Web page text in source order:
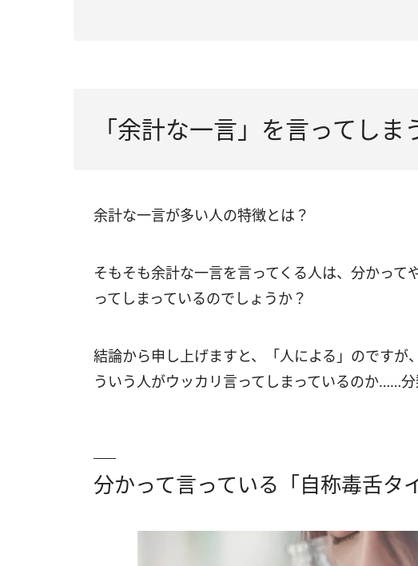
「余計な一言」を言ってしま
余計な一言が多い人の特徴とは？
そもそも余計な一言を言ってくる人は、分かって
ってしまっているのでしょうか？
結論から申し上げますと、「人による」のですが
ういう人がウッカリ言ってしまっているのか……分
分かって言っている「自称毒舌タ